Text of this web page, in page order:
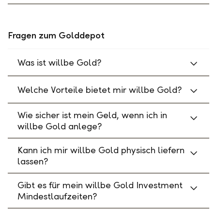
Fragen zum Golddepot
Was ist willbe Gold?
Welche Vorteile bietet mir willbe Gold?
Wie sicher ist mein Geld, wenn ich in
willbe Gold anlege?
Kann ich mir willbe Gold physisch liefern
lassen?
Gibt es für mein willbe Gold Investment
Mindestlaufzeiten?